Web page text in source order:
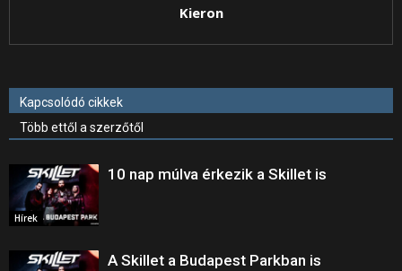
Kieron
Kapcsolódó cikkek
Több ettől a szerzőtől
Hírek
10 nap múlva érkezik a Skillet is
A Skillet a Budapest Parkban is